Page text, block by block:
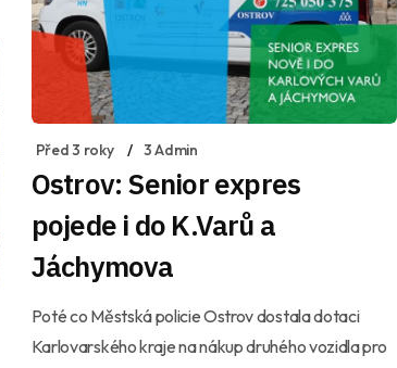
Před 3 roky 3 Admin
Ostrov: Senior expres
pojede i do K.Varů a
Jáchymova
Poté co Městská policie Ostrov dostala dotaci
Karlovarského kraje na nákup druhého vozidla pro